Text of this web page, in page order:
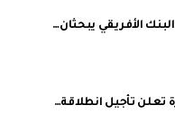
الأفريقي يبحثان…
تعلن تأجيل انطلاقة…